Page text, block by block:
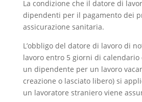
La condizione che il datore di
dipendenti per il pagamento dei
assicurazione sanitaria.
L’obbligo del datore di lavoro di
lavoro entro 5 giorni di calendario
un dipendente per un lavoro
creazione o lasciato libero) si
un lavoratore straniero viene